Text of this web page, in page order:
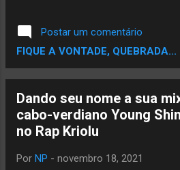
dos namorados e
apaixonados. O
casal que se
namorar e se
disponível no
está em todas as
de fevereiro é o dia
Postar um comentário
FIQUE A VONTADE, QUEBRADA...
Dando seu nome a sua
cabo-verdiano Young
no Rap Kriolu
Por NP - novembro 18, 2021